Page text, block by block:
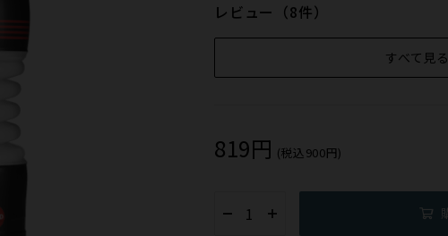
レビュー（8件）
すべて見る
819円 (税込900円)